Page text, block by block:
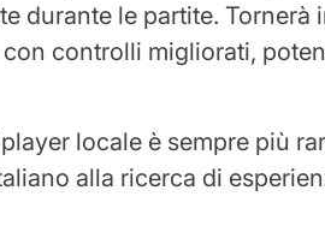
durante le partite. Tornerà
controlli migliorati,
locale è sempre più
alla ricerca di